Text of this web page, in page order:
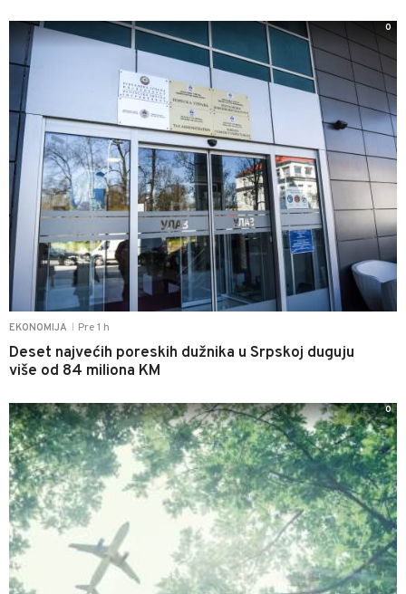
EKONOMIJA Pre 1 h
Deset najvećih poreskih dužnika u Srpskoj duguju
više od 84 miliona KM
0
0